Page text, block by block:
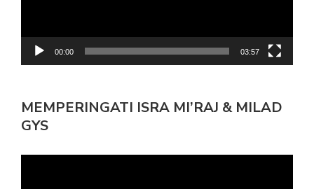
00:00 03:57
MEMPERINGATI ISRA MI’RAJ & MILAD
GYS